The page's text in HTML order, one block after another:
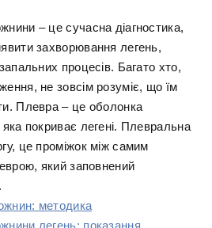
– це сучасна діагностика,
захворювання легень,
процесів. Багато хто,
не зовсім розуміє, що їм
Плевра – це оболонка
покриває легені. Плевральна
це проміжок між самим
який заповнений
методика
легень: показання